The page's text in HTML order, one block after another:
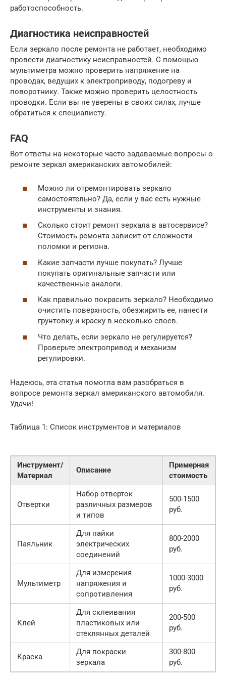
работоспособность.
Диагностика неисправностей
Если зеркало после ремонта не работает, необходимо
провести диагностику неисправностей. С помощью
мультиметра можно проверить напряжение на
проводах, ведущих к электроприводу, подогреву и
поворотнику. Также можно проверить целостность
проводки. Если вы не уверены в своих силах, лучше
обратиться к специалисту.
FAQ
Вот ответы на некоторые часто задаваемые вопросы о
ремонте зеркал американских автомобилей:
Можно ли отремонтировать зеркало
самостоятельно? Да, если у вас есть нужные
инструменты и знания.
Сколько стоит ремонт зеркала в автосервисе?
Стоимость ремонта зависит от сложности
поломки и региона.
Какие запчасти лучше покупать? Лучше
покупать оригинальные запчасти или
качественные аналоги.
Как правильно покрасить зеркало? Необходимо
очистить поверхность, обезжирить ее, нанести
грунтовку и краску в несколько слоев.
Что делать, если зеркало не регулируется?
Проверьте электропривод и механизм
регулировки.
Надеюсь, эта статья помогла вам разобраться в
вопросе ремонта зеркал американского автомобиля.
Удачи!
Таблица 1: Список инструментов и материалов
Инструмент/
Материал
Описание
Примерная
стоимость
Отвертки
Набор отверток
различных размеров
и типов
500-1500
руб.
Паяльник
Для пайки
электрических
соединений
800-2000
руб.
Мультиметр
Для измерения
напряжения и
сопротивления
1000-3000
руб.
Клей
Для склеивания
пластиковых или
стеклянных деталей
200-500
руб.
Краска
Для покраски
зеркала
300-800
руб.